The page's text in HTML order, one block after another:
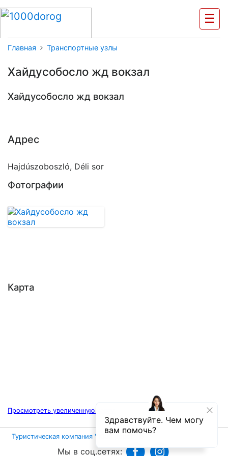
☰
Главная Транспортные узлы
Хайдусобосло жд вокзал
Хайдусобосло жд вокзал
Адрес
Hajdúszoboszló, Déli sor
Фотографии
Карта
Просмотреть увеличенную карту
Туристическая компания "1000 дорог"
Мы в соц.сетях: